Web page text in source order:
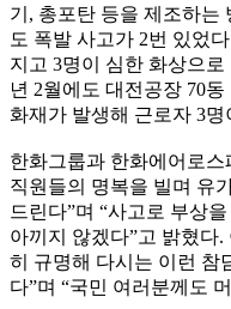
기, 총포탄 등을 제조하는
도 폭발 사고가 2번 있었
지고 3명이 심한 화상으
년 2월에도 대전공장 70
화재가 발생해 근로자 3명
한화그룹과 한화에어로
직원들의 명복을 빌며 유
드린다”며 “사고로 부상
아끼지 않겠다”고 밝혔다
히 규명해 다시는 이런 참
다”며 “국민 여러분께도